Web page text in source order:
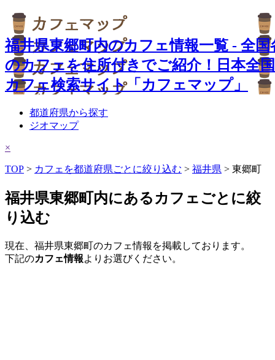
福井県東郷町内のカフェ情報一覧 - 全国
のカフェを住所付きでご紹介！日本全
カフェ検索サイト「カフェマップ」
都道府県から探す
ジオマップ
×
TOP > カフェを都道府県ごとに絞り込む > 福井県 > 東郷町
福井県東郷町内にあるカフェごとに絞
り込む
現在、福井県東郷町のカフェ情報を掲載しております。
下記のカフェ情報よりお選びください。